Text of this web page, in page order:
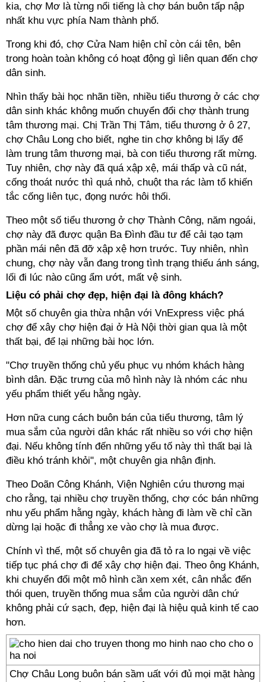
kia, chợ Mơ là từng nổi tiếng là chợ bán buôn tấp nập
nhất khu vực phía Nam thành phố.
Trong khi đó, chợ Cửa Nam hiện chỉ còn cái tên, bên
trong hoàn toàn không có hoạt động gì liên quan đến chợ
dân sinh.
Nhìn thấy bài học nhãn tiền, nhiều tiểu thương ở các chợ
dân sinh khác không muốn chuyển đổi chợ thành trung
tâm thương mại. Chị Trần Thị Tâm, tiểu thương ở ô 27,
chợ Châu Long cho biết, nghe tin chợ không bị lấy để
làm trung tâm thương mại, bà con tiểu thương rất mừng.
Tuy nhiên, chợ này đã quá xập xệ, mái thấp và cũ nát,
cống thoát nước thì quá nhỏ, chuột tha rác làm tổ khiến
tắc cống liên tục, đọng nước hôi thối.
Theo một số tiểu thương ở chợ Thành Công, năm ngoái,
chợ này đã được quận Ba Đình đầu tư để cải tạo tạm
phần mái nên đã đỡ xập xệ hơn trước. Tuy nhiên, nhìn
chung, chợ này vẫn đang trong tình trạng thiếu ánh sáng,
lối đi lúc nào cũng ẩm ướt, mất vệ sinh.
Liệu có phải chợ đẹp, hiện đại là đông khách?
Một số chuyên gia thừa nhận với VnExpress việc phá
chợ để xây chợ hiện đại ở Hà Nội thời gian qua là một
thất bại, để lại những bài học lớn.
"Chợ truyền thống chủ yếu phục vụ nhóm khách hàng
bình dân. Đặc trưng của mô hình này là nhóm các nhu
yếu phẩm thiết yếu hằng ngày.
Hơn nữa cung cách buôn bán của tiểu thương, tâm lý
mua sắm của người dân khác rất nhiều so với chợ hiện
đại. Nếu không tính đến những yếu tố này thì thất bại là
điều khó tránh khỏi", một chuyên gia nhận định.
Theo Doãn Công Khánh, Viện Nghiên cứu thương mại
cho rằng, tại nhiều chợ truyền thống, chợ cóc bán những
nhu yếu phẩm hằng ngày, khách hàng đi làm về chỉ cần
dừng lại hoặc đi thẳng xe vào chợ là mua được.
Chính vì thế, một số chuyên gia đã tỏ ra lo ngại về việc
tiếp tục phá chợ đi để xây chợ hiện đại. Theo ông Khánh,
khi chuyển đổi một mô hình cần xem xét, cân nhắc đến
thói quen, truyền thống mua sắm của người dân chứ
không phải cứ sạch, đẹp, hiện đại là hiệu quả kinh tế cao
hơn.
Chợ Châu Long buôn bán sầm uất với đủ mọi mặt hàng